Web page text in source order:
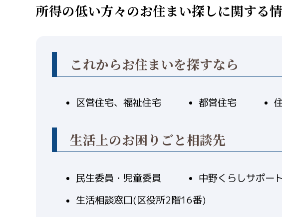
所得の低い方々のお住まい探しに関する
これからお住まいを探すなら
区営住宅、福祉住宅 都営住宅
生活上のお困りごと相談先
民生委員・児童委員 中野くらしサポー
生活相談窓口(区役所2階16番)